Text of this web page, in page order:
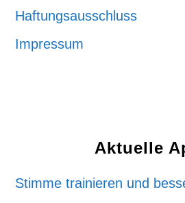
Haftungsausschluss
Impressum
Aktuelle
Stimme trainieren und